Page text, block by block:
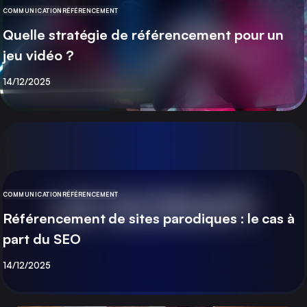
CATÉGORIE
COMMUNICATIONRÉFÉRENCEMENT
Quelle stratégie de référencement pour un
jeu vidéo ?
Publié
14/12/2025
CATÉGORIE
COMMUNICATIONRÉFÉRENCEMENT
Référencement de sites parodiques : le cas à
part du SEO
Publié
14/12/2025